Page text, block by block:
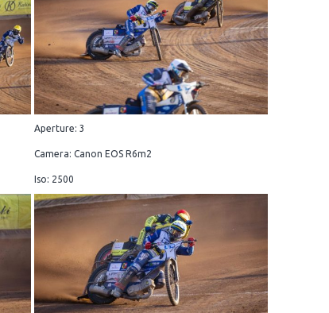
Aperture: 3
Camera: Canon EOS R6m2
Iso: 2500